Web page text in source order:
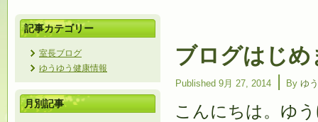
記事カテゴリー
室長ブログ
ゆうゆう健康情報
月別記事
ブログはじ
Published 9月 27, 2014 | By ゆ
こんにちは。ゆ